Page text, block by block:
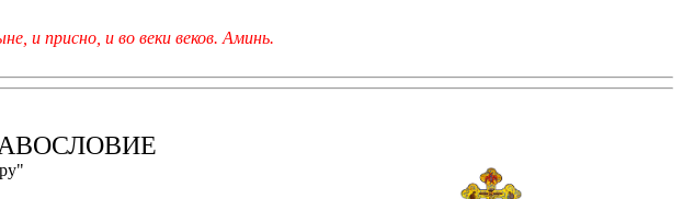
и присно, и во веки веков. Аминь.